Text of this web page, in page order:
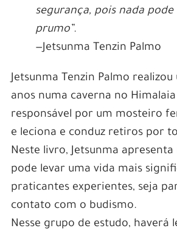
segurança, pois nada
prumo”.
—Jetsunma Tenzin Palmo
Jetsunma Tenzin Palmo
anos numa caverna no
responsável por um mosteiro
e leciona e conduz retiros por
Neste livro, Jetsunma
pode levar uma vida mais
praticantes experientes, seja
contato com o budismo.
Nesse grupo de estudo, haverá